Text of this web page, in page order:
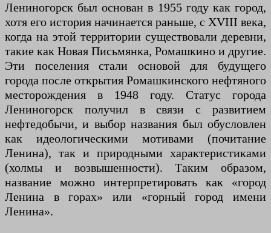
Лениногорск был основан в 1955 году как город,
хотя его история начинается раньше, с XVIII века,
когда на этой территории существовали деревни,
такие как Новая Письмянка, Ромашкино и другие.
Эти поселения стали основой для будущего
города после открытия Ромашкинского нефтяного
месторождения в 1948 году. Статус города
Лениногорск получил в связи с развитием
нефтедобычи, и выбор названия был обусловлен
как идеологическими мотивами (почитание
Ленина), так и природными характеристиками
(холмы и возвышенности). Таким образом,
название можно интерпретировать как «город
Ленина в горах» или «горный город имени
Ленина».